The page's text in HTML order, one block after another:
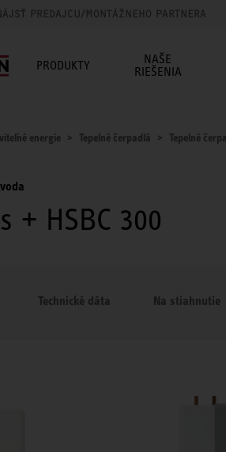
PREDAJCU/MONTÁŽNEHO PARTNERA
PRODUKTY
NAŠE
RIEŠENIA
energie Tepelné čerpadlá Tepelné
+ HSBC 300
Technické dáta Na stiahnutie